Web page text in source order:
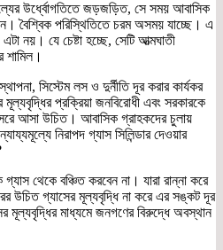
উর্ধ্বোগতিতে জড়জড়িত, সে সময় আবাসিক
বৈশ্বিক পরিস্থিতিতে চরম অসময় যাচ্ছে। এ
নয়। যে চেষ্টা হচ্ছে, সেটি আত্মঘাতী
শামিল।
সিস্টেম লস ও দুর্নীতি দূর করার কার্যকর
মূল্যবৃদ্ধির প্রক্রিয়া জনবিরোধী এবং সরকারকে
আসা উচিত। আবাসিক গ্রাহকদের চুলায়
নিরাপদ গ্যাস সিলিন্ডার দেওয়ার
থেকে বঞ্চিত করবেন না। যারা রান্না করে
উচিত গ্যাসের মূল্যবৃদ্ধি না করে এর সঙ্কট দূর
মূল্যবৃদ্ধির মাধ্যমে জনগণের বিরুদ্ধে অবস্থান